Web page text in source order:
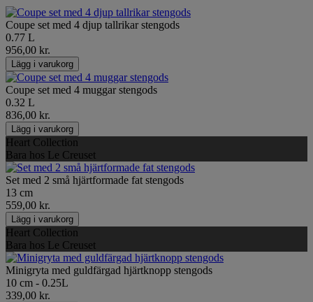
Coupe set med 4 djup tallrikar stengods
0.77 L
956,00 kr.
Lägg i varukorg
Coupe set med 4 muggar stengods
0.32 L
836,00 kr.
Lägg i varukorg
Heart Collection
Bara hos Le Creuset
Set med 2 små hjärtformade fat stengods
13 cm
559,00 kr.
Lägg i varukorg
Heart Collection
Bara hos Le Creuset
Minigryta med guldfärgad hjärtknopp stengods
10 cm - 0.25L
339,00 kr.